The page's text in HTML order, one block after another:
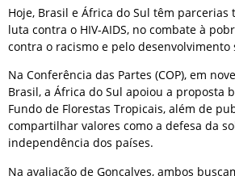
Hoje, Brasil e África do Sul têm parcerias
luta contra o HIV-AIDS, no combate à
contra o racismo e pelo desenvolvimento
Na Conferência das Partes (COP), em
Brasil, a África do Sul apoiou a proposta
Fundo de Florestas Tropicais, além de
compartilhar valores como a defesa da
independência dos países.
Na avaliação de Gonçalves, ambos